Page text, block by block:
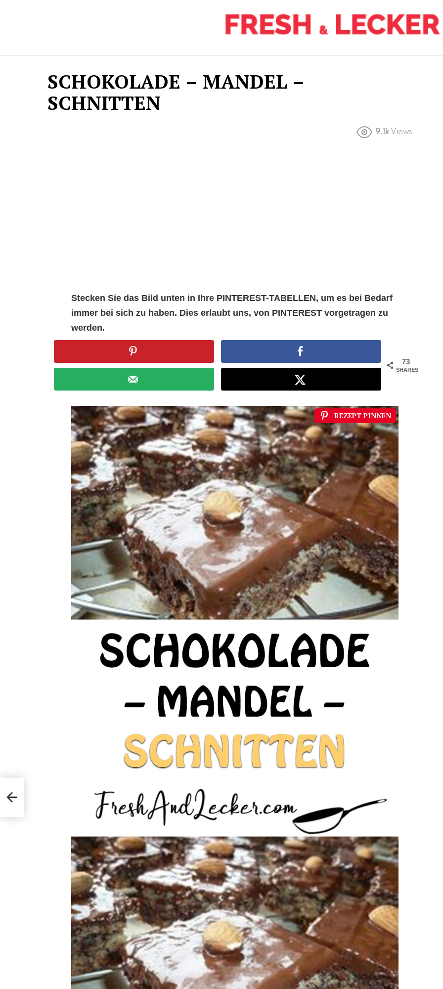
SCHOKOLADE – MANDEL –
SCHNITTEN
9.1k Views
Stecken Sie das Bild unten in Ihre PINTEREST-TABELLEN, um es bei Bedarf
immer bei sich zu haben. Dies erlaubt uns, von PINTEREST vorgetragen zu
werden.
73
SHARES
REZEPT PINNEN